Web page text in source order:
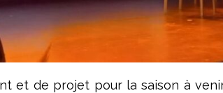
et de projet pour la saison à